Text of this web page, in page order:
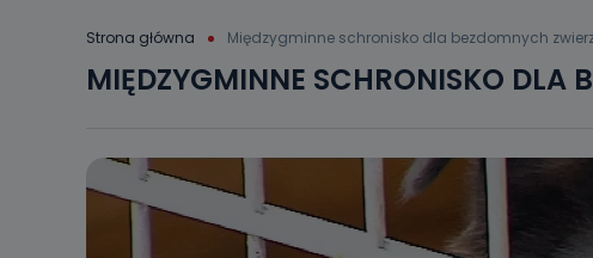
Strona główna Międzygminne schronisko dla bezdomnych
MIĘDZYGMINNE SCHRONISKO DLA